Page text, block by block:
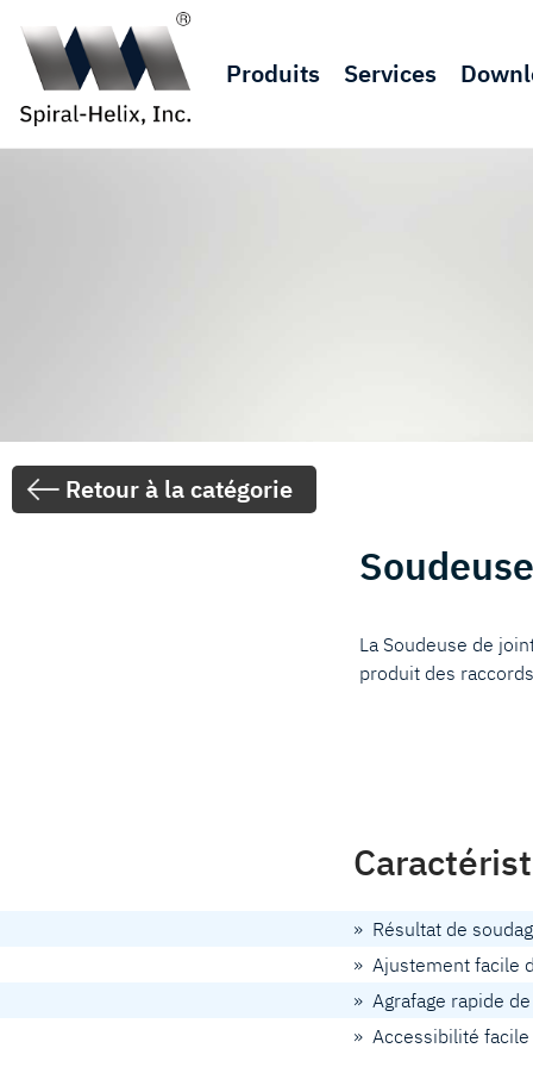
Produits Services
Retour à la catégorie
La Soudeuse de
produit des
» Résultat de
» Ajustement facile
» Agrafage rapide
» Accessibilité